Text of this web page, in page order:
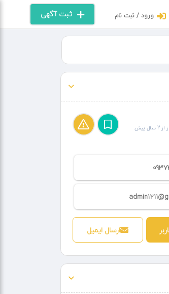
ثبت آگهی ورود / ثبت نام
پیش
ارسال ایمیل